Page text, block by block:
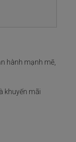
hành mạnh mẽ,
khuyến mãi